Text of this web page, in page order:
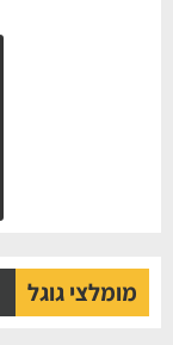
מומלצי גוגל